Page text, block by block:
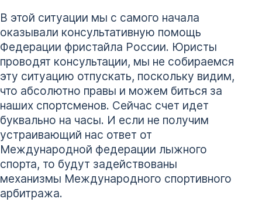
В этой ситуации мы с самого начала
оказывали консультативную помощь
Федерации фристайла России. Юристы
проводят консультации, мы не собираемся
эту ситуацию отпускать, поскольку видим,
что абсолютно правы и можем биться за
наших спортсменов. Сейчас счет идет
буквально на часы. И если не получим
устраивающий нас ответ от
Международной федерации лыжного
спорта, то будут задействованы
механизмы Международного спортивного
арбитража.